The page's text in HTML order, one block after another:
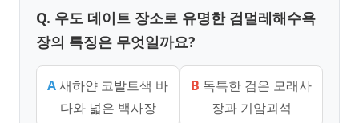
Q. 우도 데이트 장소로 유명한 검멀레해수욕
장의 특징은 무엇일까요?
A새하얀 코발트색 바
다와 넓은 백사장
B 독특한 검은 모래사
장과 기암괴석